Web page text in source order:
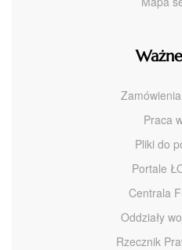
Praca
Pliki do
Portale
Centrala
Oddziały
Rzecznik